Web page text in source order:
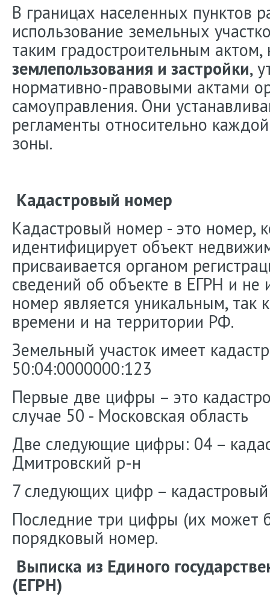
В границах населенных пунктов
использование земельных
таким градостроительным актом,
землепользования и застройки,
нормативно-правовыми актами
самоуправления. Они
регламенты относительно
зоны.
Кадастровый номер
Кадастровый номер - это номер,
идентифицирует объект
присваивается органом
сведений об объекте в ЕГРН и не
номер является уникальным, так
времени и на территории РФ.
Земельный участок имеет
50:04:0000000:123
Первые две цифры – это
случае 50 - Московская область
Две следующие цифры: 04 –
Дмитровский р-н
7 следующих цифр –
Последние три цифры (их может
порядковый номер.
Выписка из Единого
(ЕГРН)